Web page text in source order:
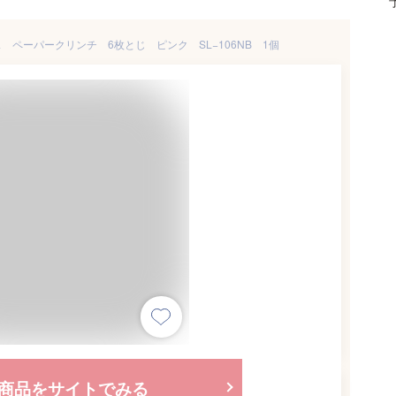
ペーパークリンチ 6枚とじ ピンク SL−106NB 1個
品をサイトでみる